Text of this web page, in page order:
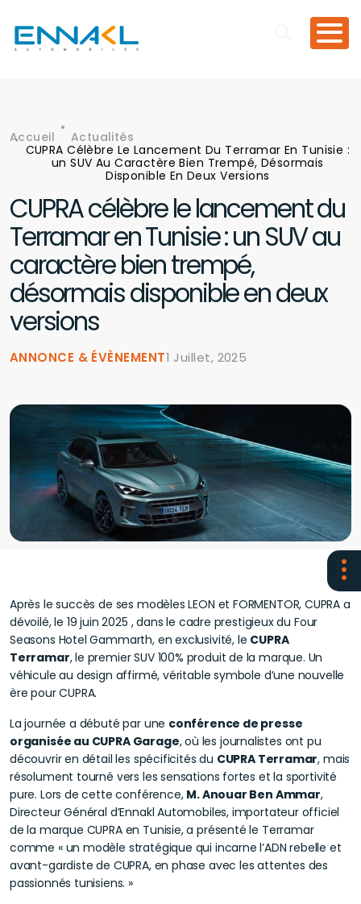
Fil d'Ariane
Accueil
Actualités
CUPRA Célèbre Le Lancement Du Terramar En Tunisie :
un SUV Au Caractère Bien Trempé, Désormais
Disponible En Deux Versions
CUPRA célèbre le lancement du
Terramar en Tunisie : un SUV au
caractère bien trempé,
désormais disponible en deux
versions
ANNONCE & ÉVÈNEMENT1 Juillet, 2025
Après le succès de ses modèles LEON et FORMENTOR, CUPRA a
dévoilé, le 19 juin 2025 , dans le cadre prestigieux du Four
Seasons Hotel Gammarth, en exclusivité, le CUPRA
Terramar, le premier SUV 100% produit de la marque. Un
véhicule au design affirmé, véritable symbole d’une nouvelle
ère pour CUPRA.
La journée a débuté par une conférence de presse
organisée au CUPRA Garage, où les journalistes ont pu
découvrir en détail les spécificités du CUPRA Terramar, mais
résolument tourné vers les sensations fortes et la sportivité
pure. Lors de cette conférence, M. Anouar Ben Ammar,
Directeur Général d’Ennakl Automobiles, importateur officiel
de la marque CUPRA en Tunisie, a présenté le Terramar
comme « un modèle stratégique qui incarne l’ADN rebelle et
avant-gardiste de CUPRA, en phase avec les attentes des
passionnés tunisiens. »